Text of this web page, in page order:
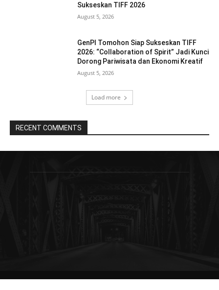
Sukseskan TIFF 2026
August 5, 2026
GenPI Tomohon Siap Sukseskan TIFF
2026: “Collaboration of Spirit” Jadi Kunci
Dorong Pariwisata dan Ekonomi Kreatif
August 5, 2026
Load more
RECENT COMMENTS